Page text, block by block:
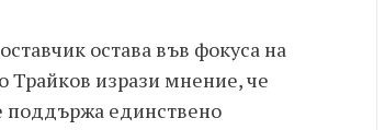
остава във фокуса на
Трайков изрази мнение, че
поддържа единствено